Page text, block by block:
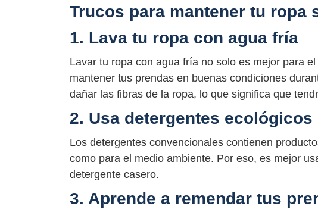
Trucos para mantener tu ropa
1. Lava tu ropa con agua fría
Lavar tu ropa con agua fría no solo es mejor para
mantener tus prendas en buenas condiciones
dañar las fibras de la ropa, lo que significa que
2. Usa detergentes ecológicos
Los detergentes convencionales contienen
como para el medio ambiente. Por eso, es mejor
detergente casero.
3. Aprende a remendar tus